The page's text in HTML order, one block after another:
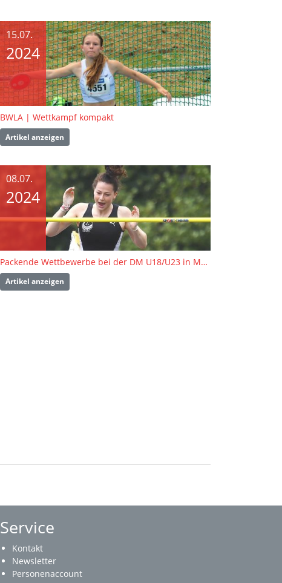
15.07.
2024
BWLA | Wettkampf kompakt
Artikel anzeigen
08.07.
2024
Packende Wettbewerbe bei der DM U18/U23 in Mönchengladbach
Artikel anzeigen
Service
Kontakt
Newsletter
Personenaccount